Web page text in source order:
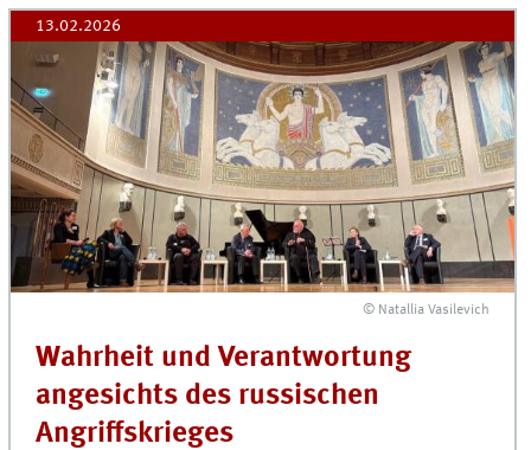
13.02.2026
© Natallia Vasilevich
Wahrheit und Verantwortung
angesichts des russischen
Angriffskrieges